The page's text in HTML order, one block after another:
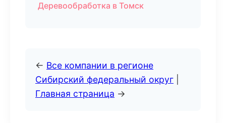
Деревообработка в Томск
← Все компании в регионе
Сибирский федеральный округ
Главная страница →